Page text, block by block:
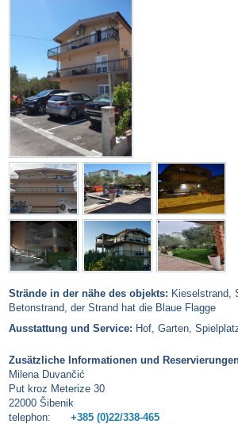
Strände in der nähe des objekts: Kieselstrand,
Betonstrand, der Strand hat die Blaue Flagge
Ausstattung und Service: Hof, Garten,
Zusätzliche Informationen und
Milena Duvančić
Put kroz Meterize 30
22000 Šibenik
telephon:
+385 (0)22/338-465